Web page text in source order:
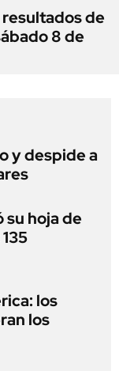
de
8 de
y despide a
su hoja de
los
los